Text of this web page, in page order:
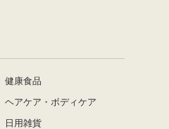
健康食品
ヘアケア・ボディケア
日用雑貨